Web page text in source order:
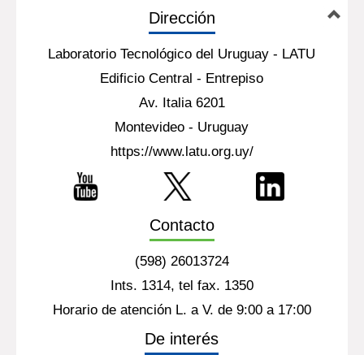
Dirección
Laboratorio Tecnológico del Uruguay - LATU
Edificio Central - Entrepiso
Av. Italia 6201
Montevideo - Uruguay
https://www.latu.org.uy/
Contacto
(598) 26013724
Ints. 1314, tel fax. 1350
Horario de atención L. a V. de 9:00 a 17:00
De interés